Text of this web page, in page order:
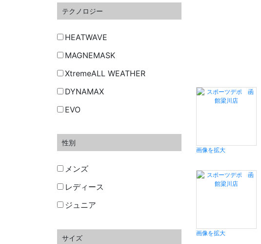
画像を拡大
画像を拡大
テクノロジー
HEATWAVE
MAGNEMASK
XtremeALL WEATHER
DYNAMAX
EVO
性別
メンズ
レディース
ジュニア
サイズ